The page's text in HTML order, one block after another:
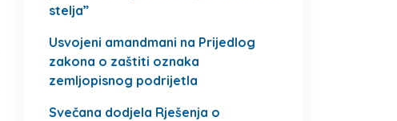
stelja”
Usvojeni amandmani na Prijedlog
zakona o zaštiti oznaka
zemljopisnog podrijetla
Svečana dodjela Rješenja o